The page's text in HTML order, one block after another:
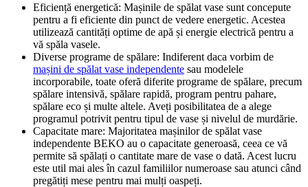
Eficiență energetică: Mașinile de spălat vase sunt concepute
pentru a fi eficiente din punct de vedere energetic. Acestea
utilizează cantități optime de apă și energie electrică pentru a
vă spăla vasele.
Diverse programe de spălare: Indiferent daca vorbim de
mașini de spălat vase independente sau modelele
incorporabile, toate oferă diferite programe de spălare, precum
spălare intensivă, spălare rapidă, program pentru pahare,
spălare eco și multe altele. Aveți posibilitatea de a alege
programul potrivit pentru tipul de vase și nivelul de murdărie.
Capacitate mare: Majoritatea mașinilor de spălat vase
independente BEKO au o capacitate generoasă, ceea ce vă
permite să spălați o cantitate mare de vase o dată. Acest lucru
este util mai ales în cazul familiilor numeroase sau atunci când
pregătiți mese pentru mai mulți oaspeți.